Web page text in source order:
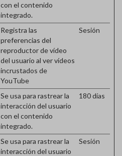
con el contenido
integrado.
Registra las
preferencias del
reproductor de vídeo
del usuario al ver vídeos
incrustados de
YouTube
Sesión
Se usa para rastrear la
interacción del usuario
con el contenido
integrado.
180 días
Se usa para rastrear la
interacción del usuario
Sesión